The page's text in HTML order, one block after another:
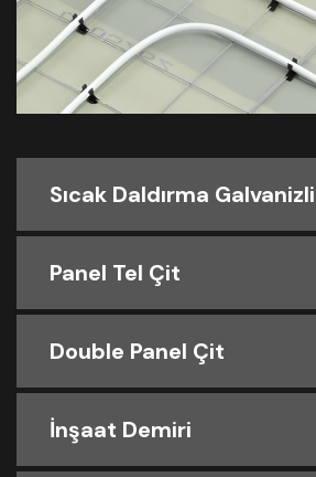
Sıcak Daldırma
Panel Tel Çit
Double Panel Çit
İnşaat Demiri